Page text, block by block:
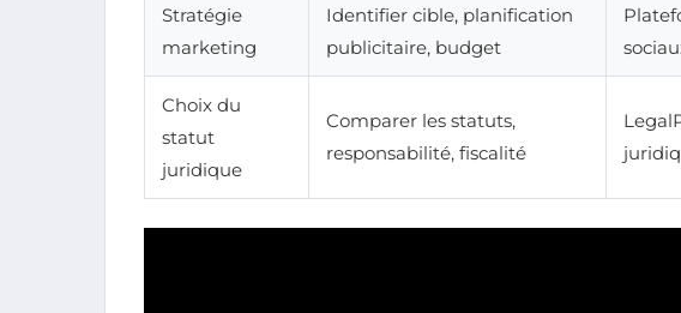
Stratégie
marketing
Identifier cible, planification
publicitaire, budget
Choix du
statut
juridique
Comparer les statuts,
responsabilité, fiscalité